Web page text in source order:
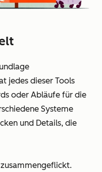
jedes dieser Tools
oder Abläufe für die
Systeme
und Details, die